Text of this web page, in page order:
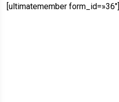
[ultimatemember form_id=»36″]